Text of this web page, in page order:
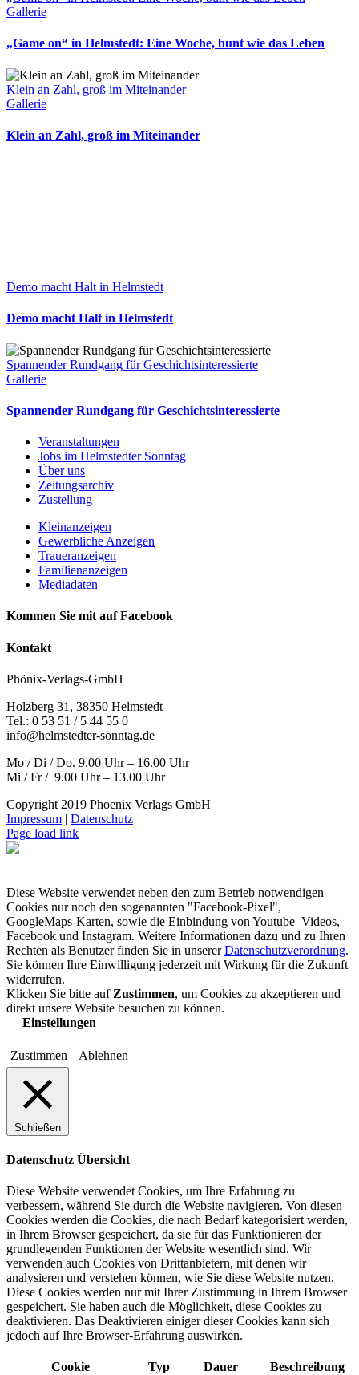
Gallerie
„Game on“ in Helmstedt: Eine Woche, bunt wie das Leben
Klein an Zahl, groß im Miteinander
Gallerie
Klein an Zahl, groß im Miteinander
Demo macht Halt in Helmstedt
Demo macht Halt in Helmstedt
Spannender Rundgang für Geschichtsinteressierte
Gallerie
Spannender Rundgang für Geschichtsinteressierte
Veranstaltungen
Jobs im Helmstedter Sonntag
Über uns
Zeitungsarchiv
Zustellung
Kleinanzeigen
Gewerbliche Anzeigen
Traueranzeigen
Familienanzeigen
Mediadaten
Kommen Sie mit auf Facebook
Kontakt
Phönix-Verlags-GmbH
Holzberg 31, 38350 Helmstedt
Tel.: 0 53 51 / 5 44 55 0
info@helmstedter-sonntag.de
Mo / Di / Do. 9.00 Uhr – 16.00 Uhr
Mi / Fr / 9.00 Uhr – 13.00 Uhr
Copyright 2019 Phoenix Verlags GmbH
Impressum | Datenschutz
Page load link
Diese Website verwendet neben den zum Betrieb notwendigen
Cookies nur noch den sogenannten "Facebook-Pixel",
GoogleMaps-Karten, sowie die Einbindung von Youtube_Videos,
Facebook und Instagram. Weitere Informationen dazu und zu Ihren
Rechten als Benutzer finden Sie in unsererDatenschutzverordnung.
Sie können Ihre Einwilligung jederzeit mit Wirkung für die Zukunft
widerrufen.
Klicken Sie bitte auf Zustimmen, um Cookies zu akzeptieren und
direkt unsere Website besuchen zu können.
Einstellungen
Zustimmen Ablehnen
Schließen
Datenschutz Übersicht
Diese Website verwendet Cookies, um Ihre Erfahrung zu
verbessern, während Sie durch die Website navigieren. Von diesen
Cookies werden die Cookies, die nach Bedarf kategorisiert werden,
in Ihrem Browser gespeichert, da sie für das Funktionieren der
grundlegenden Funktionen der Website wesentlich sind. Wir
verwenden auch Cookies von Drittanbietern, mit denen wir
analysieren und verstehen können, wie Sie diese Website nutzen.
Diese Cookies werden nur mit Ihrer Zustimmung in Ihrem Browser
gespeichert. Sie haben auch die Möglichkeit, diese Cookies zu
deaktivieren. Das Deaktivieren einiger dieser Cookies kann sich
jedoch auf Ihre Browser-Erfahrung auswirken.
Cookie Typ Dauer Beschreibung